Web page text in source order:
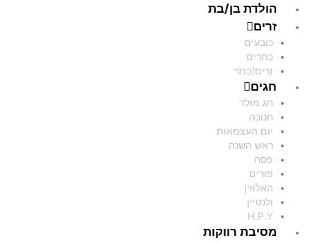
הולדת בן/בת
זרים
כובעים
כתרים
זרים/כתר
חגים
חג מולד
חנוכה
יום העצמאות
ראש השנה
פסח
פורים
האלווין
ולנטיין
H.P.Y
מסיבת רווקות